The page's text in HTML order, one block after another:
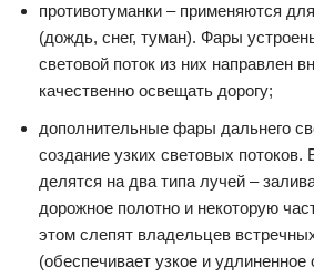
противотуманки – применяются
(дождь, снег, туман). Фары
световой поток из них направлен
качественно освещать дорогу;
дополнительные фары дальнего
создание узких световых потоков.
делятся на два типа лучей –
дорожное полотно и некоторую
этом слепят владельцев
(обеспечивает узкое и